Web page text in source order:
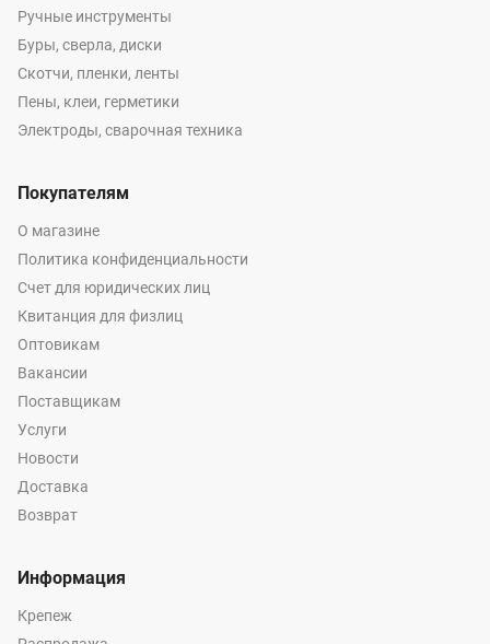
Ручные инструменты
Буры, сверла, диски
Скотчи, пленки, ленты
Пены, клеи, герметики
Электроды, сварочная техника
Покупателям
О магазине
Политика конфиденциальности
Счет для юридических лиц
Квитанция для физлиц
Оптовикам
Вакансии
Поставщикам
Услуги
Новости
Доставка
Возврат
Информация
Крепеж